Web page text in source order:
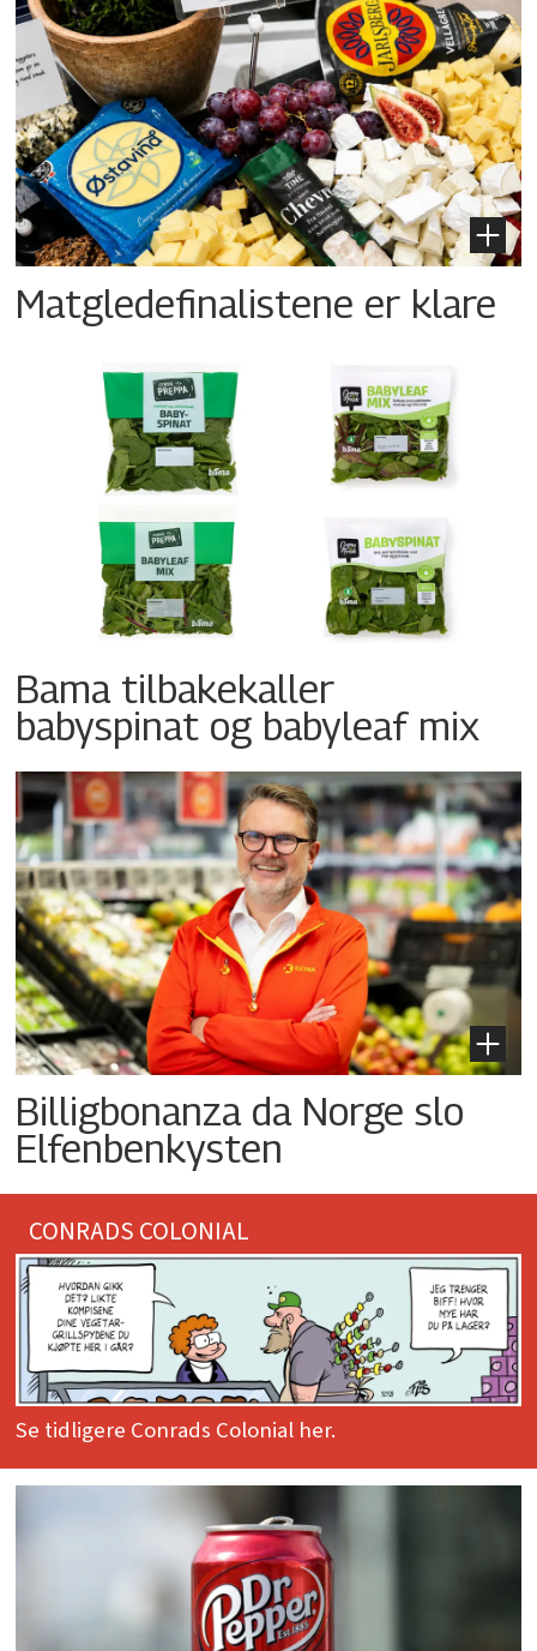
Matgledefinalistene er klare
Bama tilbakekaller
babyspinat og babyleaf mix
Billigbonanza da Norge slo
Elfenbenkysten
CONRADS COLONIAL
Se tidligere Conrads Colonial her.